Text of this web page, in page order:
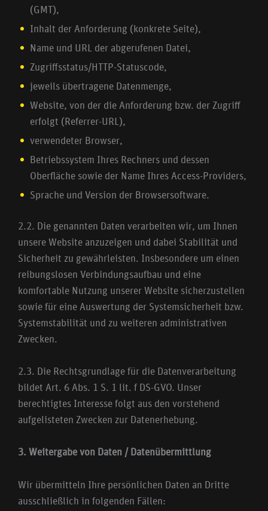
(GMT),
Inhalt der Anforderung (konkrete Seite),
Name und URL der abgerufenen Datei,
Zugriffsstatus/HTTP-Statuscode,
jeweils übertragene Datenmenge,
Website, von der die Anforderung bzw. der Zugriff
erfolgt (Referrer-URL),
verwendeter Browser,
Betriebssystem Ihres Rechners und dessen
Oberfläche sowie der Name Ihres Access-Providers,
Sprache und Version der Browsersoftware.
2.2. Die genannten Daten verarbeiten wir, um Ihnen
unsere Website anzuzeigen und dabei Stabilität und
Sicherheit zu gewährleisten. Insbesondere um einen
reibungslosen Verbindungsaufbau und eine
komfortable Nutzung unserer Website sicherzustellen
sowie für eine Auswertung der Systemsicherheit bzw.
Systemstabilität und zu weiteren administrativen
Zwecken.
2.3. Die Rechtsgrundlage für die Datenverarbeitung
bildet Art. 6 Abs. 1 S. 1 lit. f DS-GVO. Unser
berechtigtes Interesse folgt aus den vorstehend
aufgelisteten Zwecken zur Datenerhebung.
3. Weitergabe von Daten / Datenübermittlung
Wir übermitteln Ihre persönlichen Daten an Dritte
ausschließlich in folgenden Fällen: